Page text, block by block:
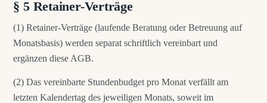
§ 5 Retainer-Verträge
(1) Retainer-Verträge (laufende Beratung oder Betreuung auf
Monatsbasis) werden separat schriftlich vereinbart und
ergänzen diese AGB.
(2) Das vereinbarte Stundenbudget pro Monat verfällt am
letzten Kalendertag des jeweiligen Monats, soweit im